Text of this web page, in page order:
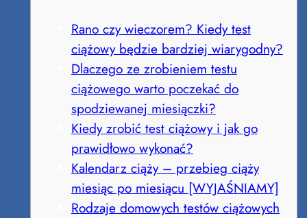
Rano czy wieczorem? Kiedy test
ciążowy będzie bardziej wiarygodny?
Dlaczego ze zrobieniem testu
ciążowego warto poczekać do
spodziewanej miesiączki?
Kiedy zrobić test ciążowy i jak go
prawidłowo wykonać?
Kalendarz ciąży – przebieg ciąży
miesiąc po miesiącu [WYJAŚNIAMY]
Rodzaje domowych testów ciążowych